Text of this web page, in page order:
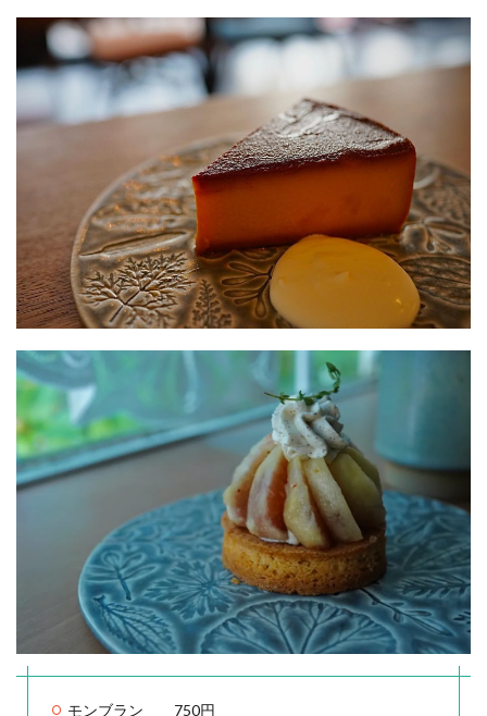
モンブラン 750円